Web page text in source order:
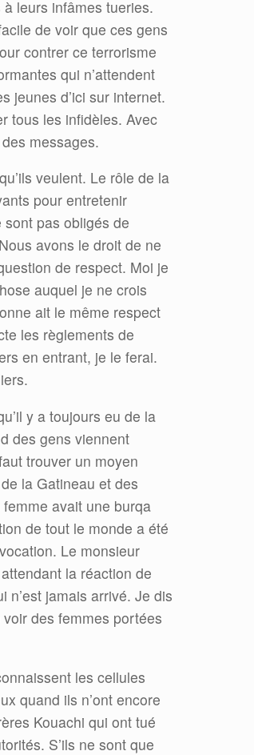
leurs infâmes tueries.
de voir que ces gens
contrer ce terrorisme
qui n’attendent
jeunes d’ici sur internet.
tous les infidèles. Avec
messages.
veulent. Le rôle de la
pour entretenir
sont pas obligés de
avons le droit de ne
de respect. Moi je
auquel je ne crois
ait le même respect
les règlements de
en entrant, je le ferai.
y a toujours eu de la
des gens viennent
trouver un moyen
la Gatineau et des
avait une burqa
de tout le monde a été
Le monsieur
la réaction de
n’est jamais arrivé. Je dis
des femmes portées
les cellules
quand ils n’ont encore
Kouachi qui ont tué
S’ils ne sont que